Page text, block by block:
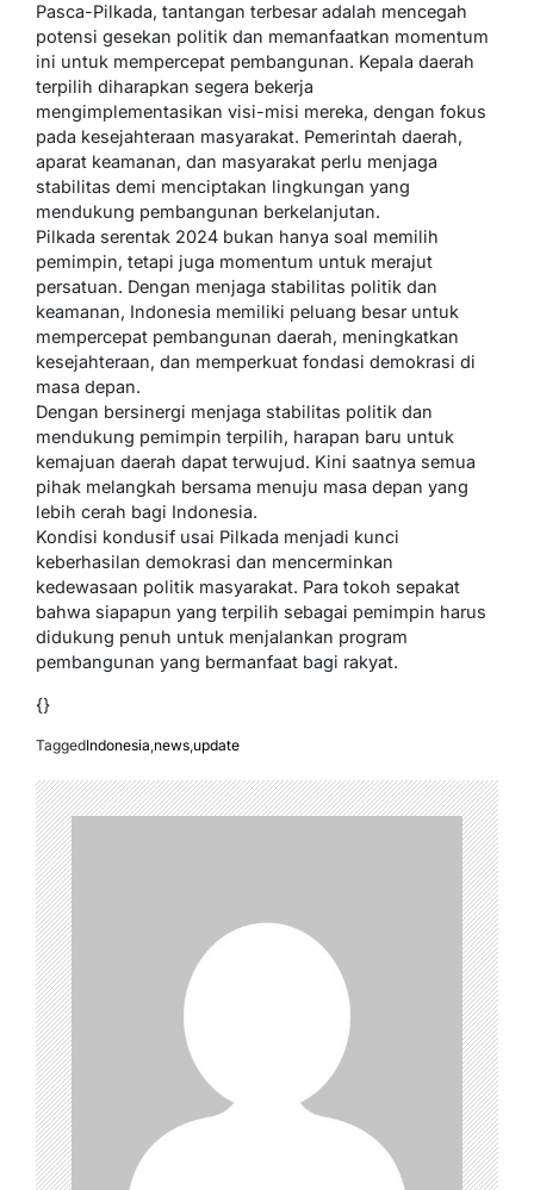
Pasca-Pilkada, tantangan terbesar adalah mencegah
potensi gesekan politik dan memanfaatkan momentum
ini untuk mempercepat pembangunan. Kepala daerah
terpilih diharapkan segera bekerja
mengimplementasikan visi-misi mereka, dengan fokus
pada kesejahteraan masyarakat. Pemerintah daerah,
aparat keamanan, dan masyarakat perlu menjaga
stabilitas demi menciptakan lingkungan yang
mendukung pembangunan berkelanjutan.
Pilkada serentak 2024 bukan hanya soal memilih
pemimpin, tetapi juga momentum untuk merajut
persatuan. Dengan menjaga stabilitas politik dan
keamanan, Indonesia memiliki peluang besar untuk
mempercepat pembangunan daerah, meningkatkan
kesejahteraan, dan memperkuat fondasi demokrasi di
masa depan.
Dengan bersinergi menjaga stabilitas politik dan
mendukung pemimpin terpilih, harapan baru untuk
kemajuan daerah dapat terwujud. Kini saatnya semua
pihak melangkah bersama menuju masa depan yang
lebih cerah bagi Indonesia.
Kondisi kondusif usai Pilkada menjadi kunci
keberhasilan demokrasi dan mencerminkan
kedewasaan politik masyarakat. Para tokoh sepakat
bahwa siapapun yang terpilih sebagai pemimpin harus
didukung penuh untuk menjalankan program
pembangunan yang bermanfaat bagi rakyat.
{}
TaggedIndonesia,news,update